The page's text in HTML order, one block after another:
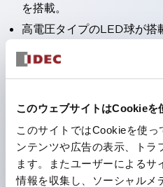
このウェブサイトはCookieを
このサイトではCookieを使
ンテンツや広告の表示、トラ
ます。またユーザーによるサ
情報を収集し、ソーシャルメ
を搭載。
高電圧タイプのLED球が搭
タイプの定格使用電圧が最
ました。
で色ごとに分かれていた
を表現できるようにしまし
UL、CSA、TÜV、CCC認